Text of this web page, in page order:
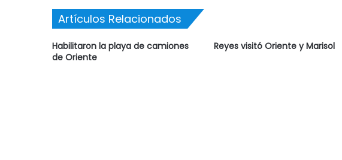
Artículos Relacionados
Habilitaron la playa de camiones
de Oriente
Reyes visitó Oriente y Marisol